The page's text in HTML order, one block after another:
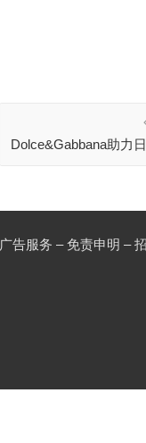
Dolce&Gabbana助力
广告服务 – 免责申明 –